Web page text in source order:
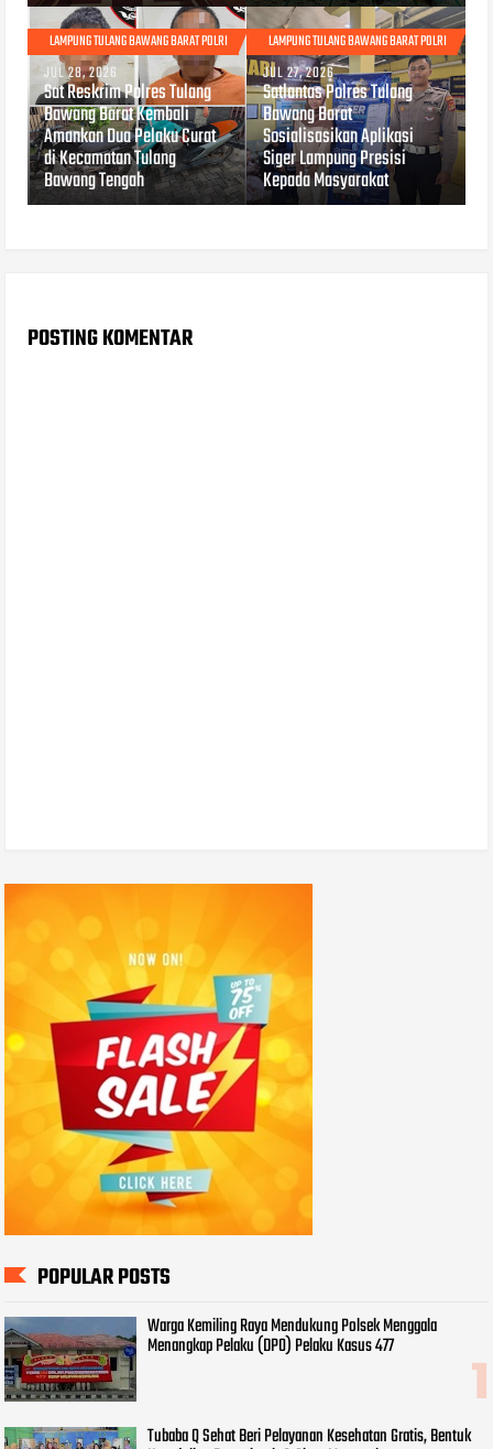
LAMPUNG TULANG BAWANG BARAT POLRI
JUL 28, 2026
Sat Reskrim Polres Tulang
Bawang Barat Kembali
Amankan Dua Pelaku Curat
di Kecamatan Tulang
Bawang Tengah
LAMPUNG TULANG BAWANG BARAT POLRI
JUL 27, 2026
Satlantas Polres Tulang
Bawang Barat
Sosialisasikan Aplikasi
Siger Lampung Presisi
Kepada Masyarakat
POSTING KOMENTAR
POPULAR POSTS
Warga Kemiling Raya Mendukung Polsek Menggala
Menangkap Pelaku (DPO) Pelaku Kasus 477
Tubaba Q Sehat Beri Pelayanan Kesehatan Gratis, Bentuk